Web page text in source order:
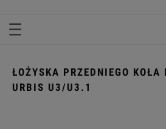
ŁOŻYSKA PRZEDNIEGO KOŁA
URBIS U3/U3.1